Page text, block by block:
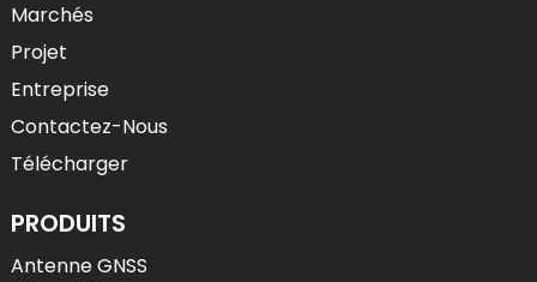
Marchés
Projet
Entreprise
Contactez-Nous
Télécharger
PRODUITS
Antenne GNSS